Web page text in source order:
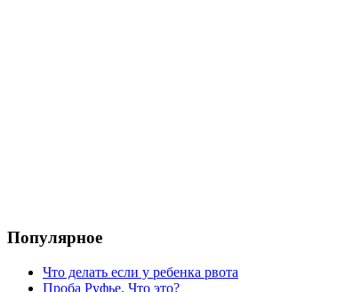
Популярное
Что делать если у ребенка рвота
Проба Руфье. Что это?